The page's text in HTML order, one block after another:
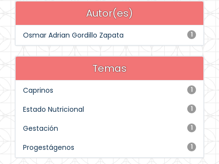
Autor(es)
1
Osmar Adrian Gordillo Zapata
Temas
1
Caprinos
1
Estado Nutricional
1
Gestación
1
Progestágenos